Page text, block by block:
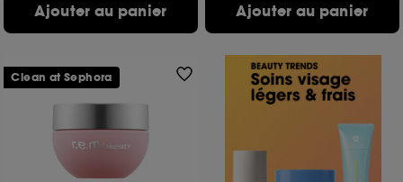
Ajouter au panier Ajouter au panier
Clean at Sephora